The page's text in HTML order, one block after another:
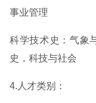
事业管理
科学技术史：气象
史，科技与社会
4.人才类别：